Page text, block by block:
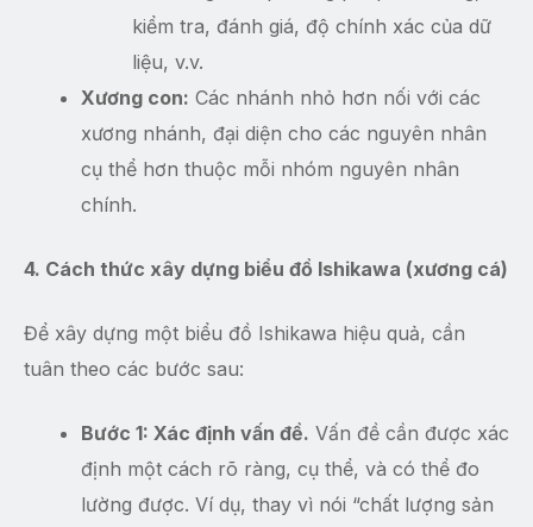
kiểm tra, đánh giá, độ chính xác của dữ
liệu, v.v.
Xương con: Các nhánh nhỏ hơn nối với các
xương nhánh, đại diện cho các nguyên nhân
cụ thể hơn thuộc mỗi nhóm nguyên nhân
chính.
4. Cách thức xây dựng biểu đồ Ishikawa (xương cá)
Để xây dựng một biểu đồ Ishikawa hiệu quả, cần
tuân theo các bước sau:
Bước 1: Xác định vấn đề. Vấn đề cần được xác
định một cách rõ ràng, cụ thể, và có thể đo
lường được. Ví dụ, thay vì nói “chất lượng sản